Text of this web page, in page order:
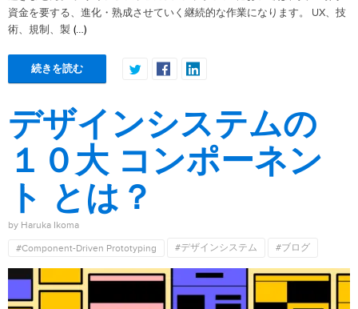
資金を要する、進化・熟成させていく継続的な作業になります。 UX、技
術、規制、製 (…)
続きを読む
デザインシステムの
１０大 コンポーネン
ト とは？
by Haruka Ikoma
#Component-Driven Prototyping #デザインシステム #ブログ